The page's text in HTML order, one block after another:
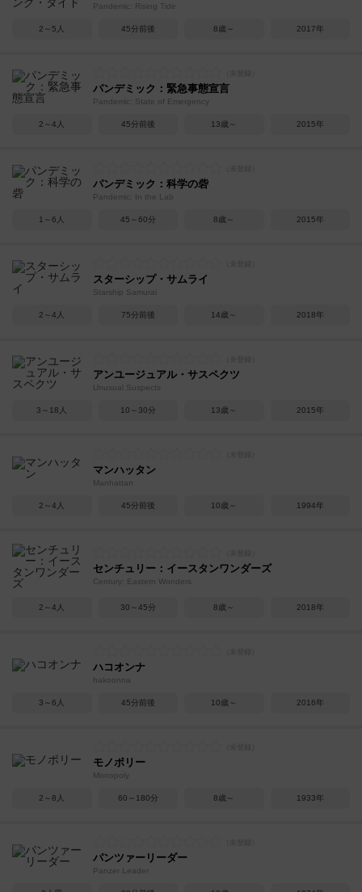
Pandemic: Rising Tide
2～5人 45分前後 8歳～ 2017年
パンデミック：緊急事態宣言
Pandemic: State of Emergency
2～4人 45分前後 13歳～ 2015年
パンデミック：科学の砦
Pandemic: In the Lab
1～6人 45～60分 8歳～ 2015年
スターシップ・サムライ
Starship Samurai
2～4人 75分前後 14歳～ 2018年
アンユージュアル・サスペクツ
Unusual Suspects
3～18人 10～30分 13歳～ 2015年
マンハッタン
Manhattan
2～4人 45分前後 10歳～ 1994年
センチュリー：イースタンワンダーズ
Century: Eastern Wonders
2～4人 30～45分 8歳～ 2018年
ハコオンナ
hakoonna
3～6人 45分前後 10歳～ 2016年
モノポリー
Monopoly
2～8人 60～180分 8歳～ 1933年
パンツァーリーダー
Panzer Leader